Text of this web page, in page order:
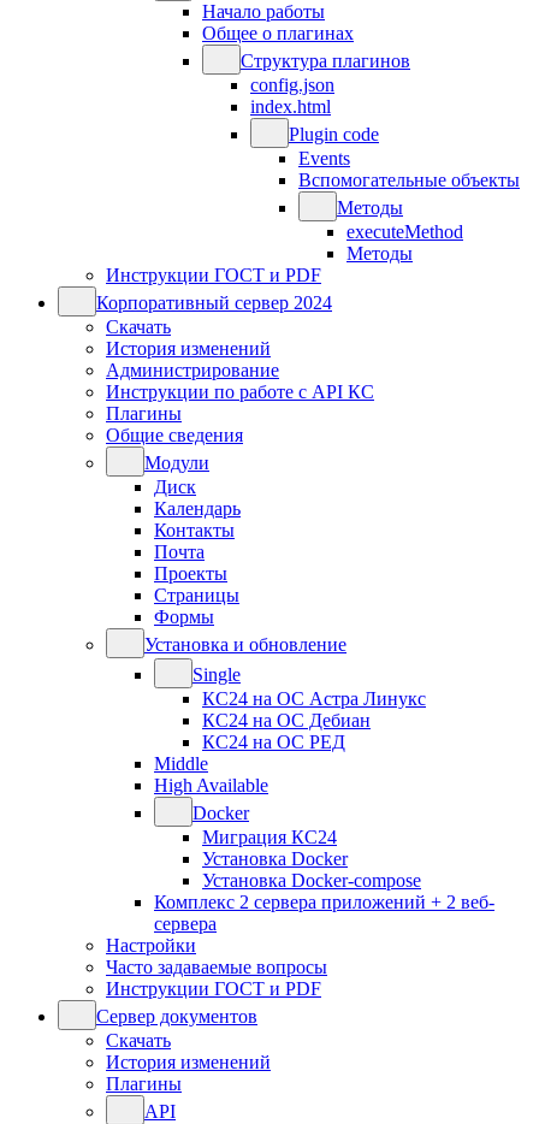
Начало работы
Общее о плагинах
Структура плагинов
config.json
index.html
Plugin code
Events
Вспомогательные объекты
Методы
executeMethod
Методы
Инструкции ГОСТ и PDF
Корпоративный сервер 2024
Скачать
История изменений
Администрирование
Инструкции по работе с API КС
Плагины
Общие сведения
Модули
Диск
Календарь
Контакты
Почта
Проекты
Страницы
Формы
Установка и обновление
Single
КС24 на ОС Астра Линукс
КС24 на ОС Дебиан
КС24 на ОС РЕД
Middle
High Available
Docker
Миграция КС24
Установка Docker
Установка Docker-compose
Комплекс 2 сервера приложений + 2 веб-
сервера
Настройки
Часто задаваемые вопросы
Инструкции ГОСТ и PDF
Сервер документов
Скачать
История изменений
Плагины
API